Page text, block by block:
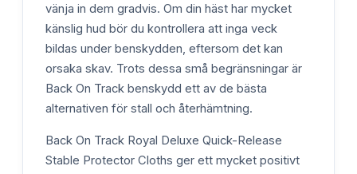
vänja in dem gradvis. Om din häst har mycket
känslig hud bör du kontrollera att inga veck
bildas under benskydden, eftersom det kan
orsaka skav. Trots dessa små begränsningar är
Back On Track benskydd ett av de bästa
alternativen för stall och återhämtning.
Back On Track Royal Deluxe Quick-Release
Stable Protector Cloths ger ett mycket positivt